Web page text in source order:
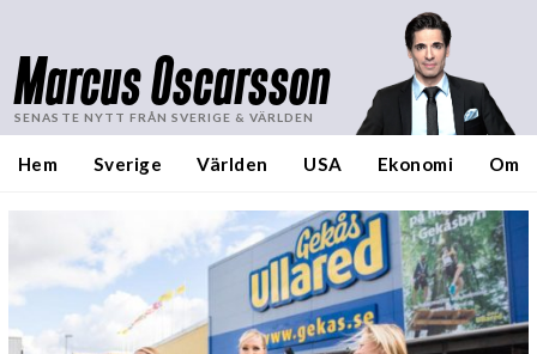
Marcus Oscarsson
SENASTE NYTT FRÅN SVERIGE & VÄRLDEN
Hem Sverige Världen USA Ekonomi Om